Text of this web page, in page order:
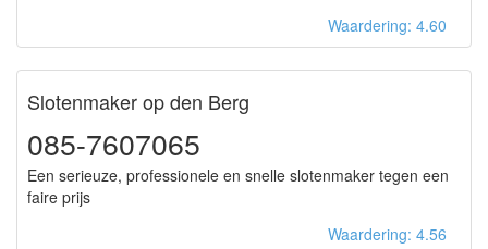
Waardering: 4.60
Slotenmaker op den Berg
085-7607065
Een serieuze, professionele en snelle slotenmaker tegen een
faire prijs
Waardering: 4.56